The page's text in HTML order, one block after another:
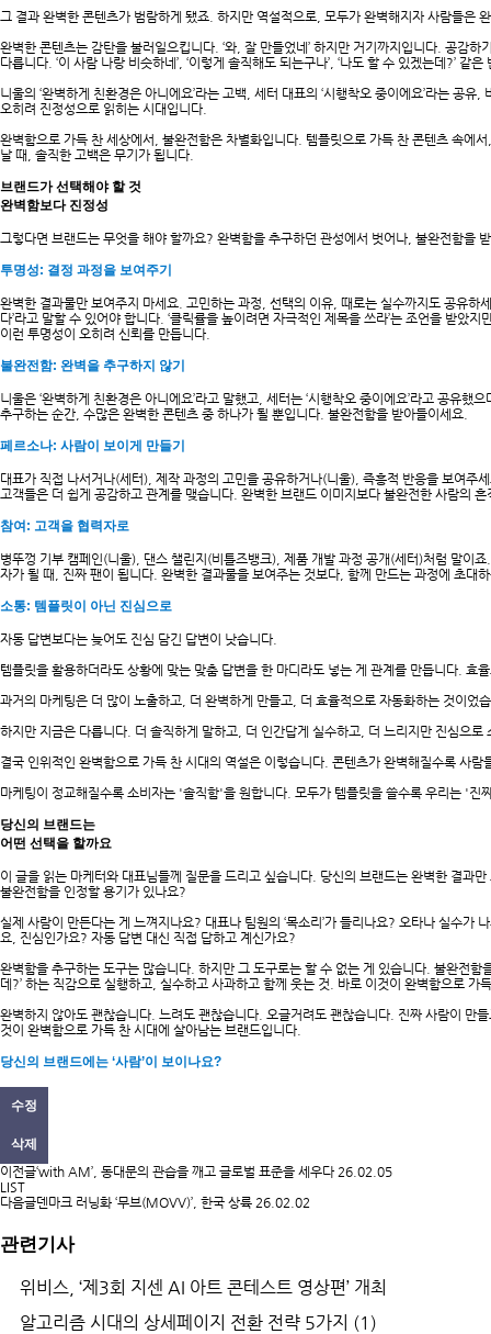
그 결과 완벽한 콘텐츠가 범람하게 됐죠. 하지만 역설적으로, 모두가 완벽해지자 사람들은
완벽한 콘텐츠는 감탄을 불러일으킵니다. ‘와, 잘 만들었네’ 하지만 거기까지입니다. 공감
다릅니다. ‘이 사람 나랑 비슷하네’, ‘이렇게 솔직해도 되는구나’, ‘나도 할 수 있겠는데?’ 같
니울의 ‘완벽하게 친환경은 아니에요’라는 고백, 세터 대표의 ‘시행착오 중이에요’라는 공유
오히려 진정성으로 읽히는 시대입니다.
완벽함으로 가득 찬 세상에서, 불완전함은 차별화입니다. 템플릿으로 가득 찬 콘텐츠 속에
날 때, 솔직한 고백은 무기가 됩니다.
브랜드가 선택해야 할 것
완벽함보다 진정성
그렇다면 브랜드는 무엇을 해야 할까요? 완벽함을 추구하던 관성에서 벗어나, 불완전함을
투명성: 결정 과정을 보여주기
완벽한 결과물만 보여주지 마세요. 고민하는 과정, 선택의 이유, 때로는 실수까지도 공유하
다’라고 말할 수 있어야 합니다. ‘클릭률을 높이려면 자극적인 제목을 쓰라’는 조언을 받았
이런 투명성이 오히려 신뢰를 만듭니다.
불완전함: 완벽을 추구하지 않기
니울은 ‘완벽하게 친환경은 아니에요’라고 말했고, 세터는 ‘시행착오 중이에요’라고 공유했
추구하는 순간, 수많은 완벽한 콘텐츠 중 하나가 될 뿐입니다. 불완전함을 받아들이세요.
페르소나: 사람이 보이게 만들기
대표가 직접 나서거나(세터), 제작 과정의 고민을 공유하거나(니울), 즉흥적 반응을 보여주
고객들은 더 쉽게 공감하고 관계를 맺습니다. 완벽한 브랜드 이미지보다 불완전한 사람의
참여: 고객을 협력자로
병뚜껑 기부 캠페인(니울), 댄스 챌린지(비틀즈뱅크), 제품 개발 과정 공개(세터)처럼 말이
자가 될 때, 진짜 팬이 됩니다. 완벽한 결과물을 보여주는 것보다, 함께 만드는 과정에 초대
소통: 템플릿이 아닌 진심으로
자동 답변보다는 늦어도 진심 담긴 답변이 낫습니다.
템플릿을 활용하더라도 상황에 맞는 맞춤 답변을 한 마디라도 넣는 게 관계를 만듭니다. 효
과거의 마케팅은 더 많이 노출하고, 더 완벽하게 만들고, 더 효율적으로 자동화하는 것이었
하지만 지금은 다릅니다. 더 솔직하게 말하고, 더 인간답게 실수하고, 더 느리지만 진심으로
결국 인위적인 완벽함으로 가득 찬 시대의 역설은 이렇습니다. 콘텐츠가 완벽해질수록 사람
마케팅이 정교해질수록 소비자는 '솔직함'을 원합니다. 모두가 템플릿을 쓸수록 우리는 '진
당신의 브랜드는
어떤 선택을 할까요
이 글을 읽는 마케터와 대표님들께 질문을 드리고 싶습니다. 당신의 브랜드는 완벽한 결과
불완전함을 인정할 용기가 있나요?
실제 사람이 만든다는 게 느껴지나요? 대표나 팀원의 ‘목소리’가 들리나요? 오타나 실수가
요, 진심인가요? 자동 답변 대신 직접 답하고 계신가요?
완벽함을 추구하는 도구는 많습니다. 하지만 그 도구로는 할 수 없는 게 있습니다. 불완전
데?’ 하는 직감으로 실행하고, 실수하고 사과하고 함께 웃는 것. 바로 이것이 완벽함으로 가
완벽하지 않아도 괜찮습니다. 느려도 괜찮습니다. 오글거려도 괜찮습니다. 진짜 사람이 만
것이 완벽함으로 가득 찬 시대에 살아남는 브랜드입니다.
당신의 브랜드에는 ‘사람’이 보이나요?
수정
삭제
이전글‘with AM’, 동대문의 관습을 깨고 글로벌 표준을 세우다 26.02.05
LIST
다음글덴마크 러닝화 ‘무브(MOVV)’, 한국 상륙 26.02.02
관련기사
위비스, ‘제3회 지센 AI 아트 콘테스트 영상편’ 개최
알고리즘 시대의 상세페이지 전환 전략 5가지 (1)